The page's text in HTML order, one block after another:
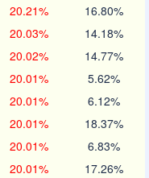
20.21% 16.80%
20.03% 14.18%
20.02% 14.77%
20.01% 5.62%
20.01% 6.12%
20.01% 18.37%
20.01% 6.83%
20.01% 17.26%